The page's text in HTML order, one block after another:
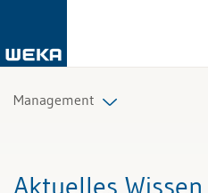
Management
Aktuelles